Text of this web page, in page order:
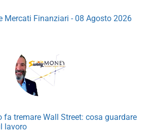
Mercati Finanziari - 08 Agosto 2026
fa tremare Wall Street: cosa guardare
lavoro